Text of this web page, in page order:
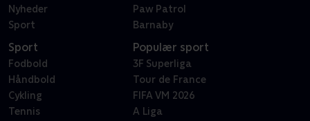
Nyheder
Sport
Paw Patrol
Barnaby
Sport
Fodbold
Håndbold
Cykling
Tennis
Populær sport
3F Superliga
Tour de France
FIFA VM 2026
A Liga